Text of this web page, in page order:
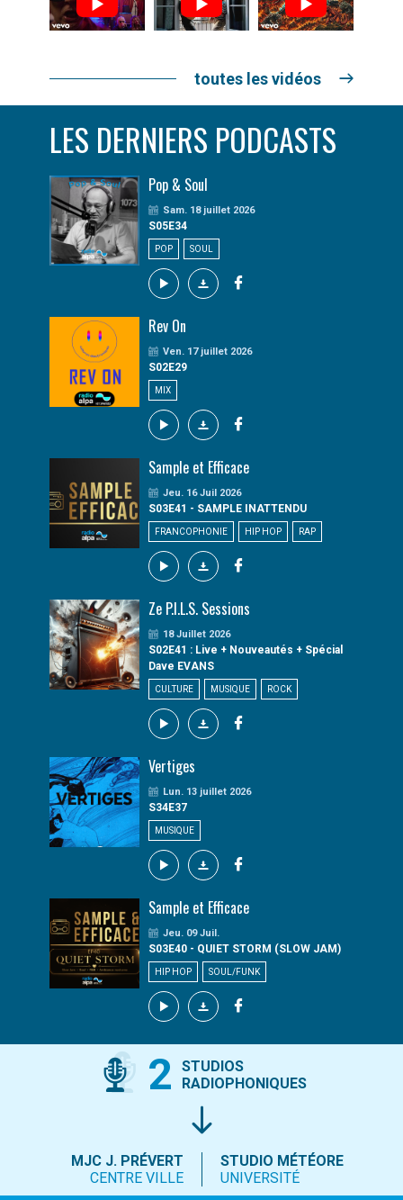
toutes les vidéos
LES DERNIERS PODCASTS
Pop & Soul
Sam. 18 juillet 2026
S05E34
POP SOUL
Rev On
Ven. 17 juillet 2026
S02E29
MIX
Sample et Efficace
Jeu. 16 Juil 2026
S03E41 - SAMPLE INATTENDU
FRANCOPHONIE HIP HOP RAP
Ze P.I.L.S. Sessions
18 Juillet 2026
S02E41 : Live + Nouveautés + Spécial
Dave EVANS
CULTURE MUSIQUE ROCK
Vertiges
Lun. 13 juillet 2026
S34E37
MUSIQUE
Sample et Efficace
Jeu. 09 Juil.
S03E40 - QUIET STORM (SLOW JAM)
HIP HOP SOUL/FUNK
2
STUDIOS
RADIOPHONIQUES
MJC J. PRÉVERT
CENTRE VILLE
STUDIO MÉTÉORE
UNIVERSITÉ